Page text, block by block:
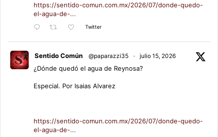
https://sentido-comun.com.mx/2026/07/donde-quedo-
el-agua-de-...
Twitter
Sentido Común @paparazzi35 · julio 15, 2026
¿Dónde quedó el agua de Reynosa?
Especial. Por Isaias Alvarez
https://sentido-comun.com.mx/2026/07/donde-quedo-
el-agua-de-...